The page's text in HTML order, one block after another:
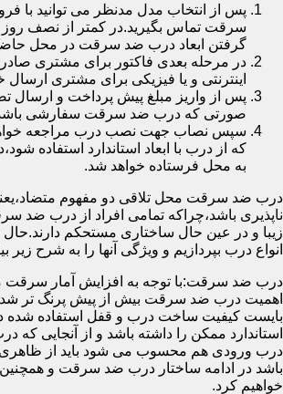
پس از انتخاب مدل مدنظر می توانید با
سرقت تماس بگیرید.در کمتر از نصف
گرفتن ابعاد درب ضد سرقت در محل
در مرحله بعدی فاکتور برای مشتری
اینترنتی و یا فیزیکی برای مشتری ارسال
پس از واریز مبلغ پیش پرداخت و ارسال
صورتی که درب ضد سرقت سفارشی
سپس نصاب جهت نصب درب مراجعه
که از درب با ابعاد استاندارد استفاده
به محل فرستاده خواهد شد.
درب ضد سرقت محل تلاقی دو مفهوم
ناپذیری باشد،چراکه تمامی افراد از درب ضد
زیبا و در عین حال ساختاری مستحکم
انواع درب بپردازیم و ویژگی آنها را به شرح زیر
درب ضد سرقت:با توجه به افزایش آمار سرقت
اهمیت درب ضد سرقت بیش از پیش پرنگ تر
بایست کیفیت ساخت درب و قفل استفاده شده در
استاندارد ممکن را داشته باشد و از آنجایی
درب ورودی هم محسوب می شود باید از ظاهری
باشد در ادامه ساختار درب ضد سرقت و همچنین
خواهیم کرد.